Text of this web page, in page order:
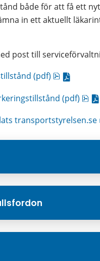
både för att få ett
in ett aktuellt
post till
(pdf)
pdf, 123.4
(pdf)
transportstyrelsen.se